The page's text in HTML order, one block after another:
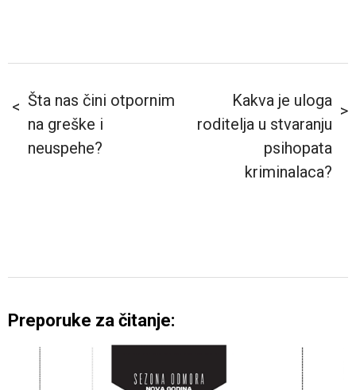
Šta nas čini otpornim
na greške i
neuspehe?
Kakva je uloga
roditelja u stvaranju
psihopata
kriminalaca?
Preporuke za čitanje: